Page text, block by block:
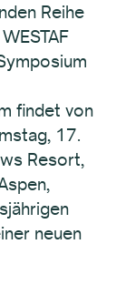
Reihe
findet von
17.
Resort,
neuen